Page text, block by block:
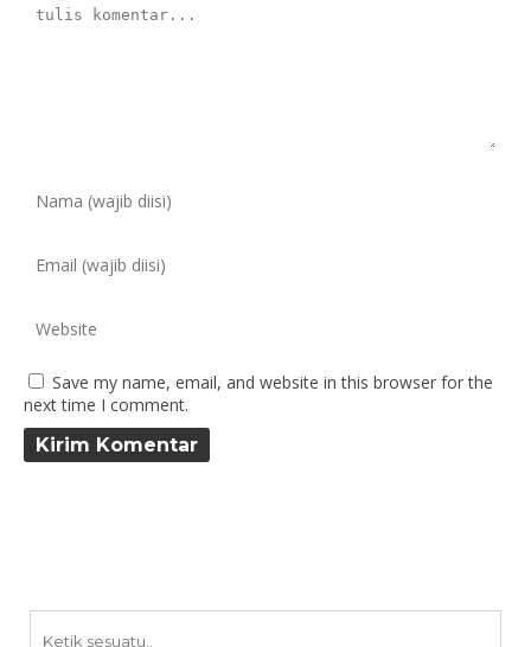
Save my name, email, and website in this browser for the
next time I comment.